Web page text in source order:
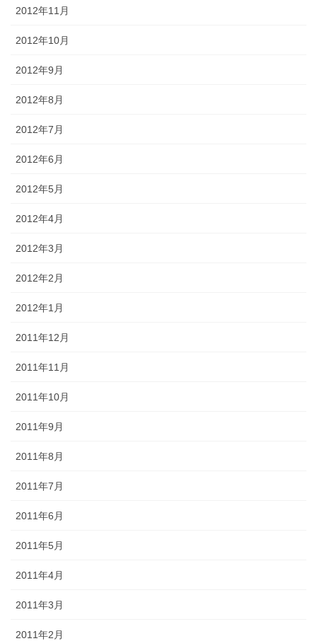
2012年11月
2012年10月
2012年9月
2012年8月
2012年7月
2012年6月
2012年5月
2012年4月
2012年3月
2012年2月
2012年1月
2011年12月
2011年11月
2011年10月
2011年9月
2011年8月
2011年7月
2011年6月
2011年5月
2011年4月
2011年3月
2011年2月